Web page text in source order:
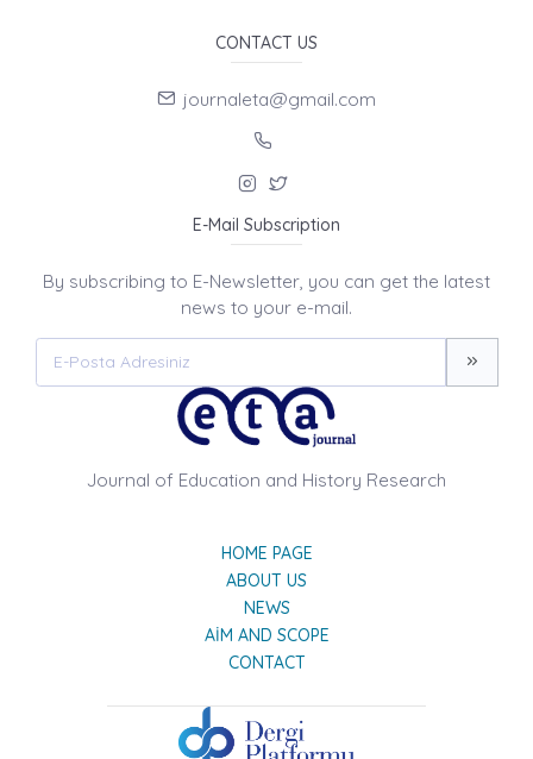
CONTACT US
journaleta@gmail.com
E-Mail Subscription
By subscribing to E-Newsletter, you can get the latest
news to your e-mail.
Journal of Education and History Research
HOME PAGE
ABOUT US
NEWS
AIM AND SCOPE
CONTACT